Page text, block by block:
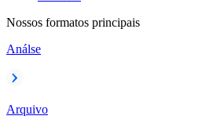
Nossos formatos principais
Análse
Arquivo